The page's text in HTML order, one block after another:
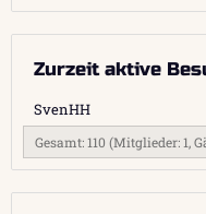
Zurzeit aktive
SvenHH
Gesamt: 110 (Mitglieder: 1,